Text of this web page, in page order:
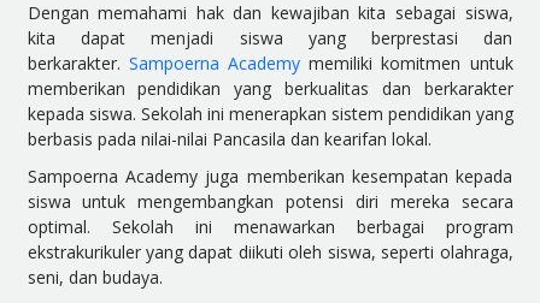
Dengan memahami hak dan kewajiban kita sebagai siswa,
kita dapat menjadi siswa yang berprestasi dan
berkarakter. Sampoerna Academymemiliki komitmen untuk
memberikan pendidikan yang berkualitas dan berkarakter
kepada siswa. Sekolah ini menerapkan sistem pendidikan yang
berbasis pada nilai-nilai Pancasila dan kearifan lokal.
Sampoerna Academy juga memberikan kesempatan kepada
siswa untuk mengembangkan potensi diri mereka secara
optimal. Sekolah ini menawarkan berbagai program
ekstrakurikuler yang dapat diikuti oleh siswa, seperti olahraga,
seni, dan budaya.